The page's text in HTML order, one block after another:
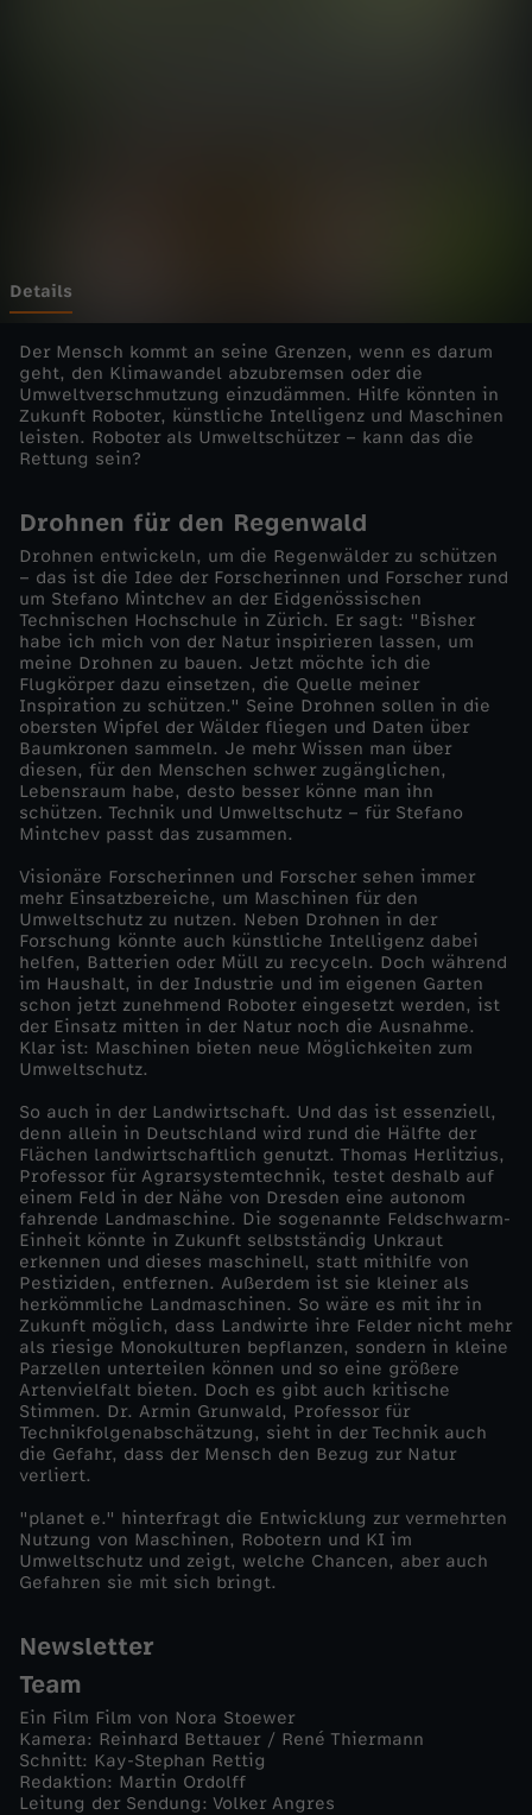
E
i
n
z
e
l
d
o
k
u
s
-
R
o
b
o
t
e
r
a
l
s
R
t
t
e
Details
Der Mensch kommt an seine Grenzen, wenn es darum
geht, den Klimawandel abzubremsen oder die
Umweltverschmutzung einzudämmen. Hilfe könnten in
Zukunft Roboter, künstliche Intelligenz und Maschinen
leisten. Roboter als Umweltschützer – kann das die
Rettung sein?
Drohnen für den Regenwald
Drohnen entwickeln, um die Regenwälder zu schützen
– das ist die Idee der Forscherinnen und Forscher rund
um Stefano Mintchev an der Eidgenössischen
Technischen Hochschule in Zürich. Er sagt: "Bisher
habe ich mich von der Natur inspirieren lassen, um
meine Drohnen zu bauen. Jetzt möchte ich die
Flugkörper dazu einsetzen, die Quelle meiner
Inspiration zu schützen." Seine Drohnen sollen in die
obersten Wipfel der Wälder fliegen und Daten über
Baumkronen sammeln. Je mehr Wissen man über
diesen, für den Menschen schwer zugänglichen,
Lebensraum habe, desto besser könne man ihn
schützen. Technik und Umweltschutz – für Stefano
Mintchev passt das zusammen.
Visionäre Forscherinnen und Forscher sehen immer
mehr Einsatzbereiche, um Maschinen für den
Umweltschutz zu nutzen. Neben Drohnen in der
Forschung könnte auch künstliche Intelligenz dabei
helfen, Batterien oder Müll zu recyceln. Doch während
im Haushalt, in der Industrie und im eigenen Garten
schon jetzt zunehmend Roboter eingesetzt werden, ist
der Einsatz mitten in der Natur noch die Ausnahme.
Klar ist: Maschinen bieten neue Möglichkeiten zum
Umweltschutz.
So auch in der Landwirtschaft. Und das ist essenziell,
denn allein in Deutschland wird rund die Hälfte der
Flächen landwirtschaftlich genutzt. Thomas Herlitzius,
Professor für Agrarsystemtechnik, testet deshalb auf
einem Feld in der Nähe von Dresden eine autonom
fahrende Landmaschine. Die sogenannte Feldschwarm-
Einheit könnte in Zukunft selbstständig Unkraut
erkennen und dieses maschinell, statt mithilfe von
Pestiziden, entfernen. Außerdem ist sie kleiner als
herkömmliche Landmaschinen. So wäre es mit ihr in
Zukunft möglich, dass Landwirte ihre Felder nicht mehr
als riesige Monokulturen bepflanzen, sondern in kleine
Parzellen unterteilen können und so eine größere
Artenvielfalt bieten. Doch es gibt auch kritische
Stimmen. Dr. Armin Grunwald, Professor für
Technikfolgenabschätzung, sieht in der Technik auch
die Gefahr, dass der Mensch den Bezug zur Natur
verliert.
"planet e." hinterfragt die Entwicklung zur vermehrten
Nutzung von Maschinen, Robotern und KI im
Umweltschutz und zeigt, welche Chancen, aber auch
Gefahren sie mit sich bringt.
Newsletter
Team
Ein Film Film von Nora Stoewer
Kamera: Reinhard Bettauer / René Thiermann
Schnitt: Kay-Stephan Rettig
Redaktion: Martin Ordolff
Leitung der Sendung: Volker Angres